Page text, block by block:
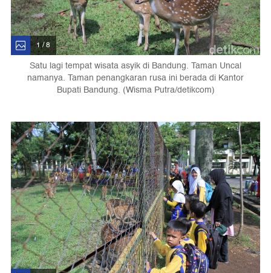
1 / 8
Satu lagi tempat wisata asyik di Bandung. Taman Uncal
namanya. Taman penangkaran rusa ini berada di Kantor
Bupati Bandung. (Wisma Putra/detikcom)